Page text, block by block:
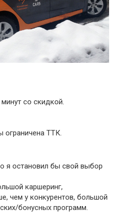
со скидкой.
ограничена ТТК.
я остановил бы свой выбор
каршеринг,
чем у конкурентов, большой
бонусных программ.